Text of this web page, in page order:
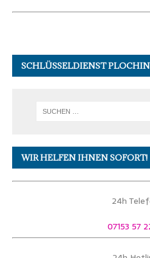
SCHLÜSSELDIENST
WIR HELFEN IHNEN SOFORT!
24h
07153 57